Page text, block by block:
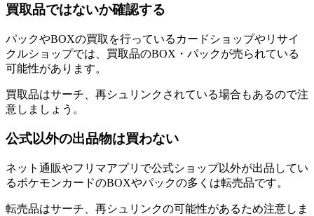
買取品ではないか確認する
パックやBOXの買取を行っているカードショップやリサイ
クルショップでは、買取品のBOX・パックが売られている
可能性があります。
買取品はサーチ、再シュリンクされている場合もあるので注
意しましょう。
公式以外の出品物は買わない
ネット通販やフリマアプリで公式ショップ以外が出品してい
るポケモンカードのBOXやパックの多くは転売品です。
転売品はサーチ、再シュリンクの可能性があるため注意しま